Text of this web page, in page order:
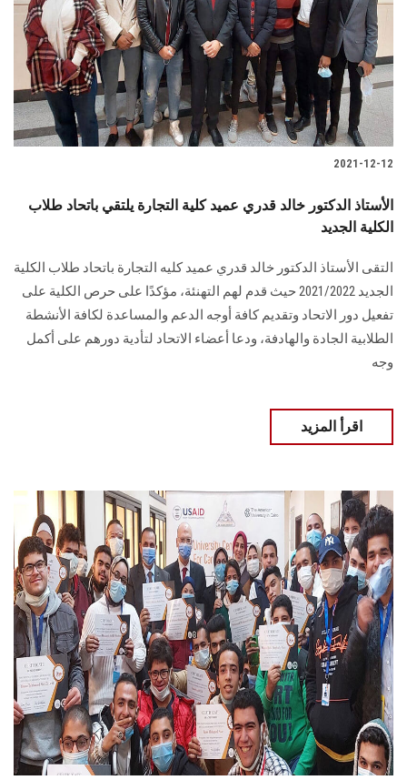
2021-12-12
الأستاذ الدكتور خالد قدري عميد كلية التجارة يلتقي باتحاد طلاب
الكلية الجديد
التقى الأستاذ الدكتور خالد قدري عميد كليه التجارة باتحاد طلاب الكلية
الجديد 2021/2022 حيث قدم لهم التهنئة، مؤكدًا على حرص الكلية على
تفعيل دور الاتحاد وتقديم كافة أوجه الدعم والمساعدة لكافة الأنشطة
الطلابية الجادة والهادفة، ودعا أعضاء الاتحاد لتأدية دورهم على أكمل
وجه
اقرأ المزيد